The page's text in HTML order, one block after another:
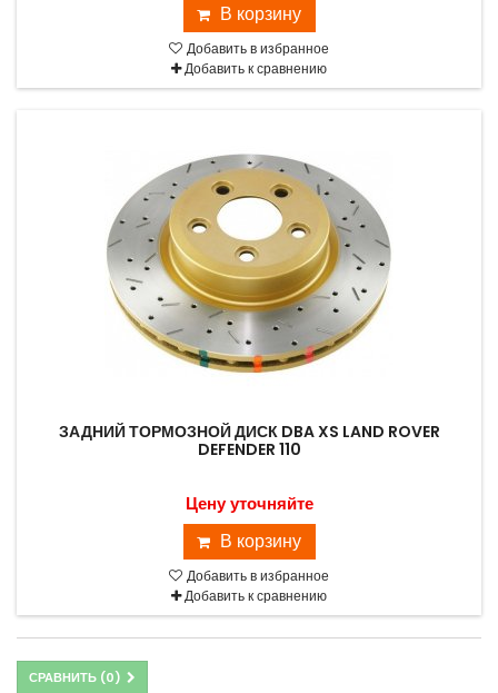
В корзину
Добавить в избранное
Добавить к сравнению
ЗАДНИЙ ТОРМОЗНОЙ ДИСК DBA XS LAND ROVER
DEFENDER 110
Цену уточняйте
В корзину
Добавить в избранное
Добавить к сравнению
СРАВНИТЬ (0)